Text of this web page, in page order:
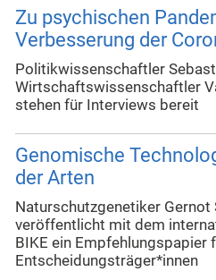
Zu psychischen
Verbesserung der
Politikwissenschaftler
Wirtschaftswissenschaftler
stehen für Interviews bereit
Genomische
der Arten
Naturschutzgenetiker Gernot
veröffentlicht mit dem
BIKE ein Empfehlungspapier
Entscheidungsträger*innen